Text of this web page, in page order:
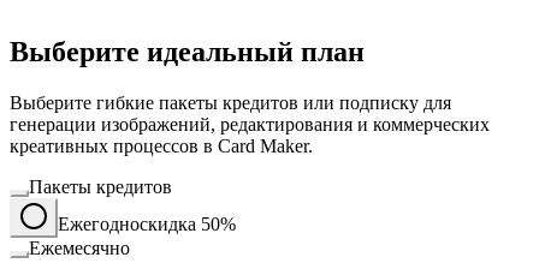
Выберите идеальный план
Выберите гибкие пакеты кредитов или подписку для
генерации изображений, редактирования и коммерческих
креативных процессов в Card Maker.
Пакеты кредитов
Ежегодноскидка 50%
Ежемесячно